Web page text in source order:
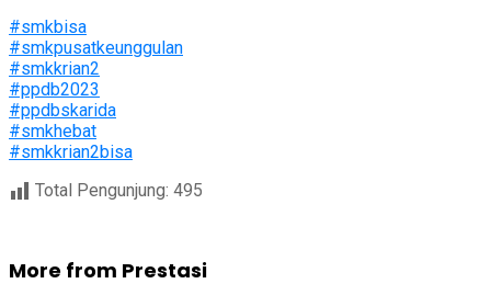
#smkbisa
#smkpusatkeunggulan
#smkkrian2
#ppdb2023
#ppdbskarida
#smkhebat
#smkkrian2bisa
Total Pengunjung: 495
More from Prestasi